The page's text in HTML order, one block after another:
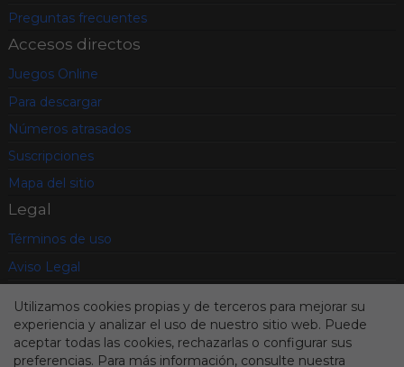
Preguntas frecuentes
Accesos directos
Juegos Online
Para descargar
Números atrasados
Suscripciones
Mapa del sitio
Legal
Términos de uso
Aviso Legal
Condiciones contratación
Cookies
Utilizamos cookies propias y de terceros para mejorar su
experiencia y analizar el uso de nuestro sitio web. Puede
aceptar todas las cookies, rechazarlas o configurar sus
preferencias. Para más información, consulte nuestra